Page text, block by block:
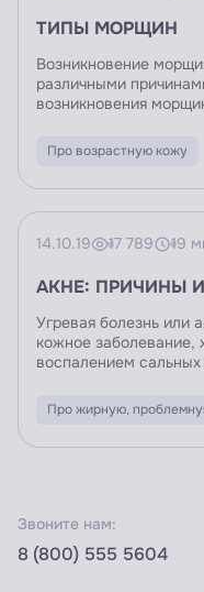
ТИПЫ МОРЩИН
Возникновение
различными
возникновения
Про возрастную кожу
14.10.19 17 789 19
АКНЕ: ПРИЧИНЫ
Угревая болезнь или
кожное заболевание,
воспалением
Про жирную,
Звоните нам:
8 (800) 555 5604